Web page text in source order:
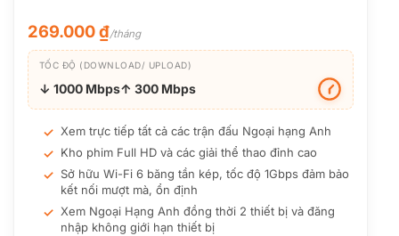
269.000₫/tháng
TỐC ĐỘ (DOWNLOAD/ UPLOAD)
↓ 1000 Mbps↑ 300 Mbps
Xem trực tiếp tất cả các trận đấu Ngoại hạng Anh
Kho phim Full HD và các giải thể thao đỉnh cao
Sở hữu Wi-Fi 6 băng tần kép, tốc độ 1Gbps đảm bảo
kết nối mượt mà, ổn định
Xem Ngoại Hạng Anh đồng thời 2 thiết bị và đăng
nhập không giới hạn thiết bị